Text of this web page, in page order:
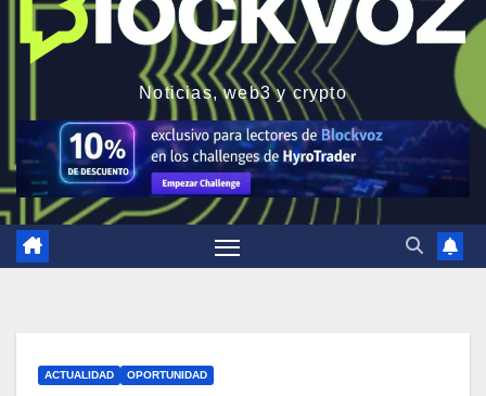
Noticias, web3 y crypto
ACTUALIDAD OPORTUNIDAD